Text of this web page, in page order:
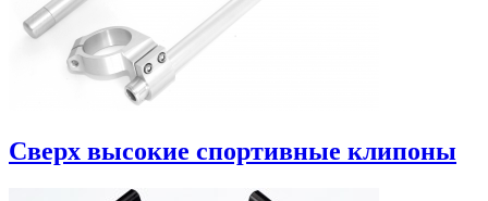
Сверх высокие спортивные клипоны